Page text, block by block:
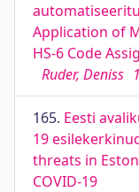
Application of
HS-6 Code
Ruder, Deniss
165. Eesti
19
threats in
COVID-19